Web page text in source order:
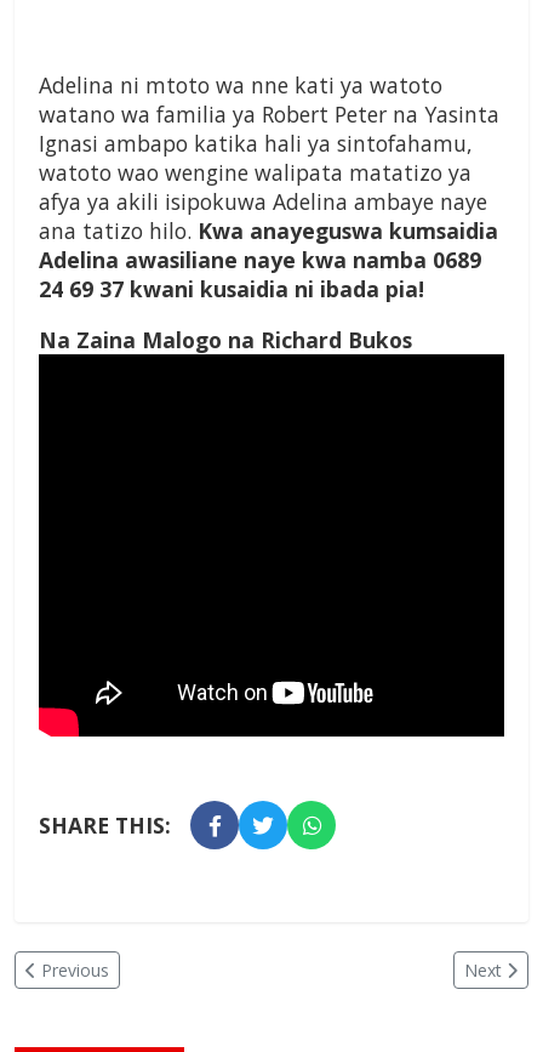
Adelina ni mtoto wa nne kati ya watoto
watano wa familia ya Robert Peter na Yasinta
Ignasi ambapo katika hali ya sintofahamu,
watoto wao wengine walipata matatizo ya
afya ya akili isipokuwa Adelina ambaye naye
ana tatizo hilo. Kwa anayeguswa kumsaidia
Adelina awasiliane naye kwa namba 0689
24 69 37 kwani kusaidia ni ibada pia!
Na Zaina Malogo na Richard Bukos
SHARE THIS:
Previous Next